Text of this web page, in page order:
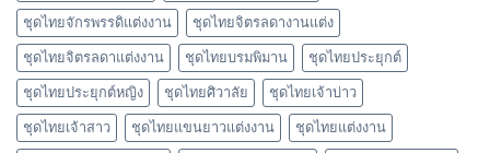
ชุดไทยจักรพรรดิแต่งงาน ชุดไทยจิตรลดางานแต่ง
ชุดไทยจิตรลดาแต่งงาน ชุดไทยบรมพิมาน ชุดไทยประยุกต์
ชุดไทยประยุกต์หญิง ชุดไทยศิวาลัย ชุดไทยเจ้าบ่าว
ชุดไทยเจ้าสาว ชุดไทยแขนยาวแต่งงาน ชุดไทยแต่งงาน